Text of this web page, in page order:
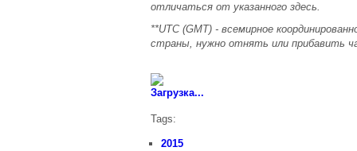
отличаться от указанного здесь.
**UTC (GMT) - всемирное
страны, нужно отнять или прибавить
Загрузка...
Tags:
2015